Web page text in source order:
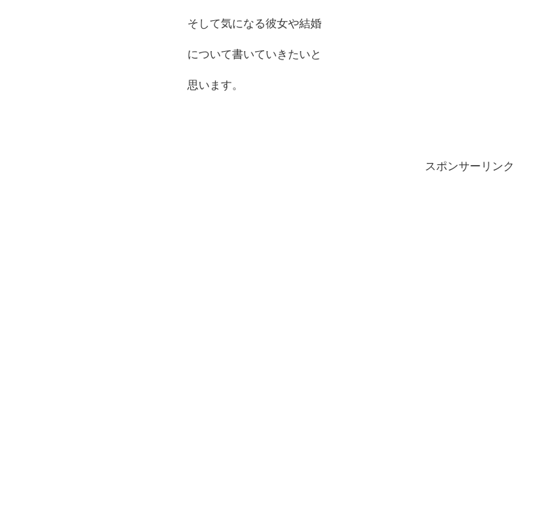
そして気になる彼女や結婚
について書いていきたいと
思います。
スポンサーリンク